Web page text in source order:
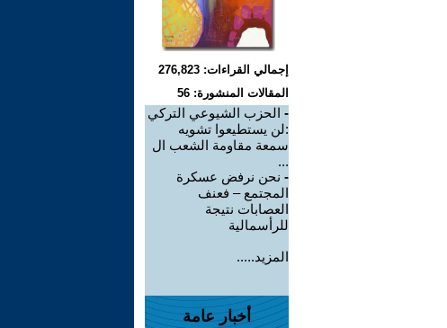
إجمالي القراءات: 276,823
المقالات المنشورة: 56
- الحزب الشيوعي التركي
:لن يستطيعوا تشويه
سمعة مقاومة الشعب ال
...
- نحن نرفض عسكرة
المجتمع – فعنف
العصابات نتيجة
للرأسمالية
المزيد.....
أخبار عامة